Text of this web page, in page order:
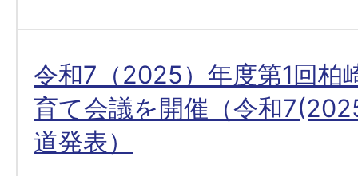
令和7（2025）年度第1回柏
育て会議を開催（令和
道発表）